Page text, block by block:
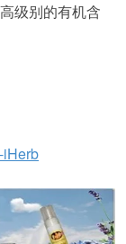
级别的有机含
iHerb